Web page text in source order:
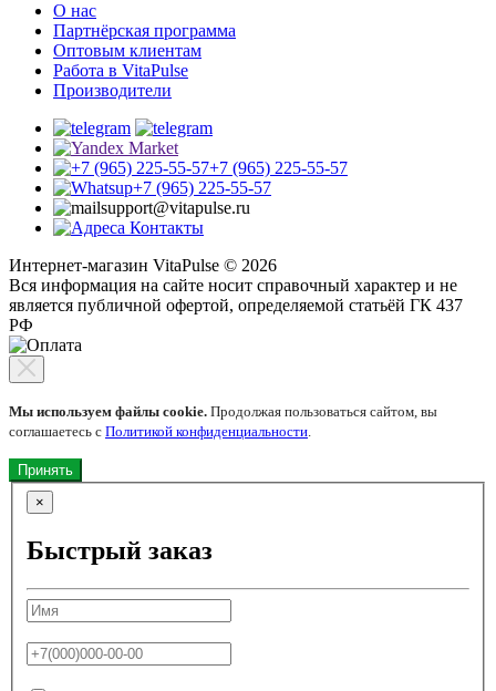
О нас
Партнёрская программа
Оптовым клиентам
Работа в VitaPulse
Производители
+7 (965) 225-55-57
+7 (965) 225-55-57
support@vitapulse.ru
Контакты
Интернет-магазин VitaPulse © 2026
Вся информация на сайте носит справочный характер и не
является публичной офертой, определяемой статьёй ГК 437
РФ
Мы используем файлы cookie. Продолжая пользоваться сайтом, вы
соглашаетесь с Политикой конфиденциальности.
Принять
×
Быстрый заказ